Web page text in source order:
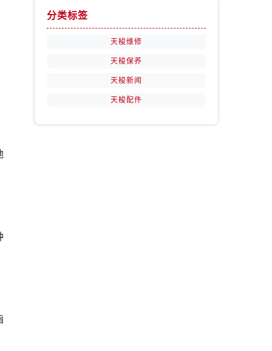
分类标签
天梭维修
天梭保养
天梭新闻
天梭配件